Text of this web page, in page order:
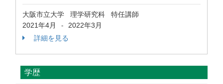
大阪市立大学 理学研究科 特任講師
2021年4月
-
2022年3月
詳細を見る
学歴